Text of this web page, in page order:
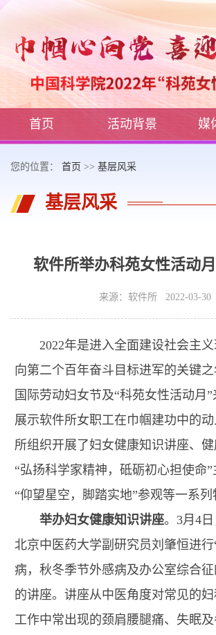
首页 活动背景 媒
您的位置： 首页 >> 基层风采
基层风采
软件所举办科苑女性活动
来源：软件所 2022-03-30
2022年是进入全面建设社会主义
向第二个百年奋斗目标进军的关键之
国际劳动妇女节及“科苑女性活动月
展示软件所女职工在巾帼建功中的
所组织开展了妇女健康知识讲座、 健
“弘扬科学家精神，砥砺初心担使命”
“仰望星空，脚踏实地”参观等一系列
举办妇女健康知识讲座。3月4
北京中医药大学副研究员刘肇恒进
病，秋冬季节外感病及办公室综合
的讲座。讲座从中医角度对常见的
工作中常出现的颈肩腰腿痛、失眠